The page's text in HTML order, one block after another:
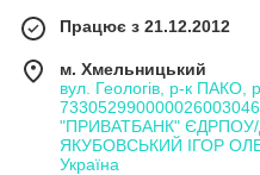
Працює з 21.12.2012
м. Хмельницький
вул. Геологів, р-к ПАКО,
"ПРИВАТБАНК"
ЯКУБОВСЬКИЙ ІГОР
Україна